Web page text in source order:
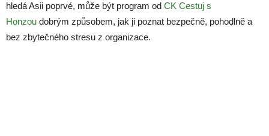
hledá Asii poprvé, může být program od CK Cestuj s
Honzou dobrým způsobem, jak ji poznat bezpečně, pohodlně a
bez zbytečného stresu z organizace.